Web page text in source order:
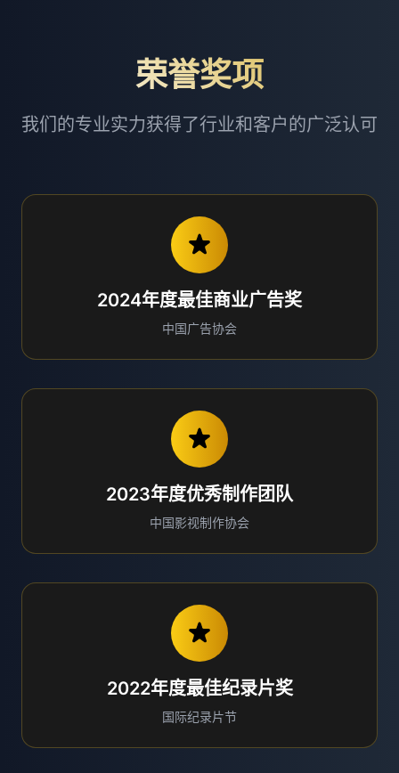
荣誉奖项
我们的专业实力获得了行业和客户的广泛认可
2024年度最佳商业广告奖
中国广告协会
2023年度优秀制作团队
中国影视制作协会
2022年度最佳纪录片奖
国际纪录片节